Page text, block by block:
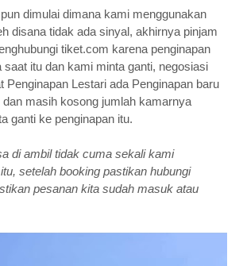
dimulai dimana kami menggunakan
disana tidak ada sinyal, akhirnya pinjam
tiket.com karena penginapan
saat itu dan kami minta ganti, negosiasi
Penginapan Lestari ada Penginapan baru
dan masih kosong jumlah kamarnya
ganti ke penginapan itu.
di ambil tidak cuma sekali kami
setelah booking pastikan hubungi
pesanan kita sudah masuk atau